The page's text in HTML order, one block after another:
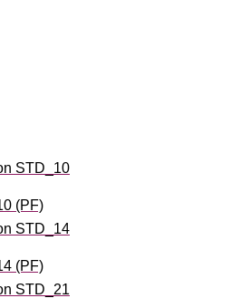
STD_10
(PF)
STD_14
(PF)
STD_21